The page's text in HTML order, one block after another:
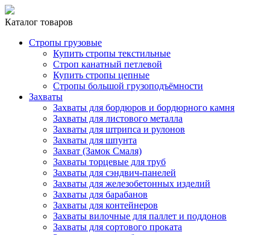
Каталог товаров
Стропы грузовые
Купить стропы текстильные
Строп канатный петлевой
Купить стропы цепные
Стропы большой грузоподъёмности
Захваты
Захваты для бордюров и бордюрного камня
Захваты для листового металла
Захваты для штрипса и рулонов
Захваты для шпунта
Захват (Замок Смаля)
Захваты торцевые для труб
Захваты для сэндвич-панелей
Захваты для железобетонных изделий
Захваты для барабанов
Захваты для контейнеров
Захваты вилочные для паллет и поддонов
Захваты для сортового проката